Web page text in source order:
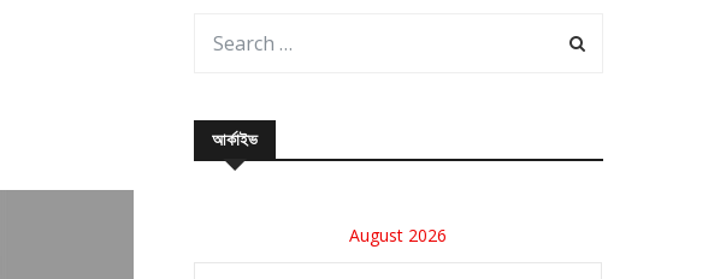
আর্কাইভ
August 2026